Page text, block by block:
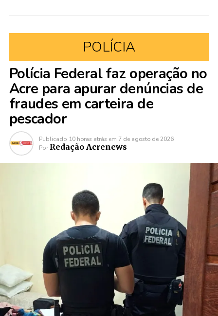
POLÍCIA
Polícia Federal faz operação no
Acre para apurar denúncias de
fraudes em carteira de
pescador
Publicado 10 horas atrás em 7 de agosto de 2026
Por Redação Acrenews